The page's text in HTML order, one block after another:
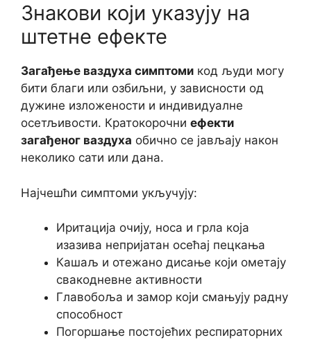
Знакови који указују на
штетне ефекте
Загађење ваздуха симптоми код људи могу
бити благи или озбиљни, у зависности од
дужине изложености и индивидуалне
осетљивости. Кратокорочни ефекти
загађеног ваздуха обично се јављају након
неколико сати или дана.
Најчешћи симптоми укључују:
Иритација очију, носа и грла која
изазива непријатан осећај пецкања
Кашаљ и отежано дисање који ометају
свакодневне активности
Главобоља и замор који смањују радну
способност
Погоршање постојећих респираторних